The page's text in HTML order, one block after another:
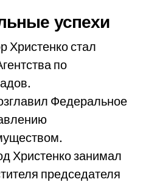
успехи
Христенко стал
по
Федеральное
Христенко занимал
председателя